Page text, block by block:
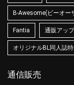
B-Awesome(ビーオー
Fantia 通販アッ
オリジナルBL同人誌
通信販売